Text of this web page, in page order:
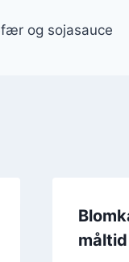
og sojasauce
måltid